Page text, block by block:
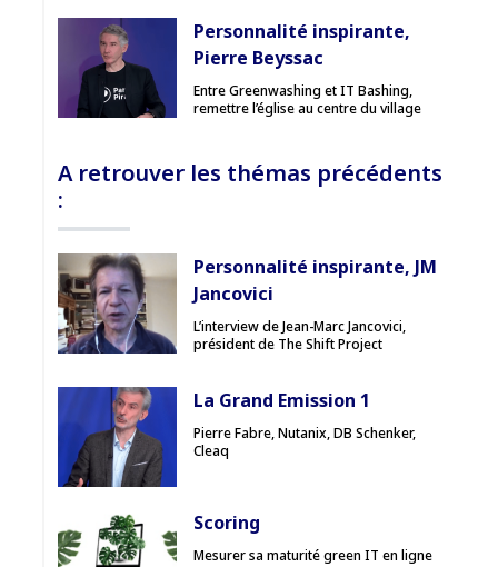
Personnalité inspirante,
Pierre Beyssac
Entre Greenwashing et IT Bashing,
remettre l’église au centre du village
A retrouver les thémas précédents
:
Personnalité inspirante, JM
Jancovici
L’interview de Jean-Marc Jancovici,
président de The Shift Project
La Grand Emission 1
Pierre Fabre, Nutanix, DB Schenker,
Cleaq
Scoring
Mesurer sa maturité green IT en ligne